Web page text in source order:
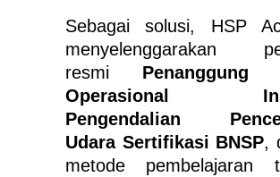
Sebagai solusi, HSP
menyelenggarakan
resmi Penanggung
Operasional
Pengendalian
Udara Sertifikasi BNSP,
metode pembelajaran